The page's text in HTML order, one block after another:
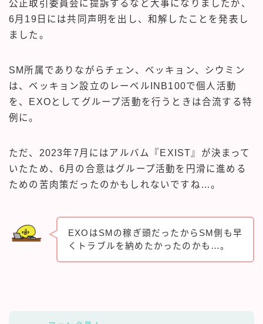
公正取引委員会に提訴するなど大事になりましたが、
6月19日には共同声明を出し、和解したことを発表し
ました。
SM所属でありながらチェン、ベッキョン、シウミン
は、ベッキョン設立のレーベルINB100で個人活動
を、EXOとしてグループ活動を行うときは合流する特
例に。
ただ、2023年7月にはアルバム『EXIST』が決まって
いたため、6月の合意はグループ活動を円滑に進める
ための苦肉策だったのかもしれないですね…。
EXOはSMの稼ぎ頭だったからSM側も早
くトラブルを納めたかったのかも…。